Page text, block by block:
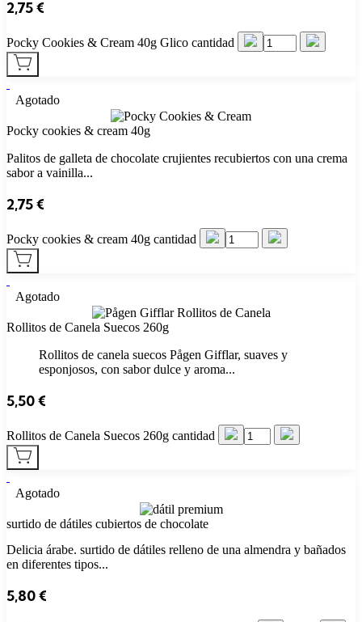
2,75€
Pocky Cookies & Cream 40g Glico cantidad
Agotado
Pocky cookies & cream 40g
Palitos de galleta de chocolate crujientes recubiertos con una crema
sabor a vainilla...
2,75€
Pocky cookies & cream 40g cantidad
Agotado
Rollitos de Canela Suecos 260g
Rollitos de canela suecos Pågen Gifflar, suaves y
esponjosos, con sabor dulce y aroma...
5,50€
Rollitos de Canela Suecos 260g cantidad
Agotado
surtido de dátiles cubiertos de chocolate
Delicia árabe. surtido de dátiles relleno de una almendra y bañados
en diferentes tipos...
5,80€